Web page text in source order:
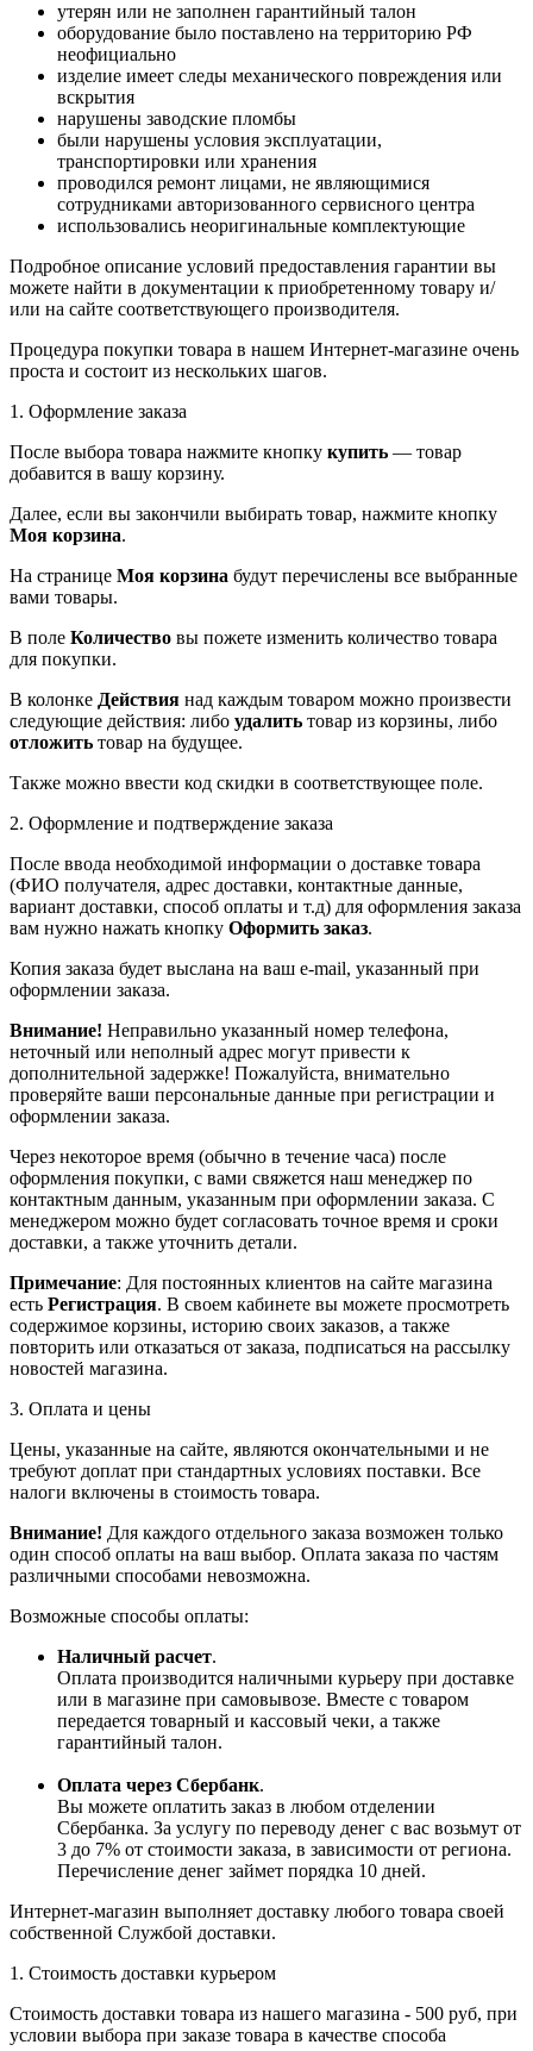
утерян или не заполнен гарантийный талон
оборудование было поставлено на территорию РФ
неофициально
изделие имеет следы механического повреждения или
вскрытия
нарушены заводские пломбы
были нарушены условия эксплуатации,
транспортировки или хранения
проводился ремонт лицами, не являющимися
сотрудниками авторизованного сервисного центра
использовались неоригинальные комплектующие
Подробное описание условий предоставления гарантии вы
можете найти в документации к приобретенному товару и/
или на сайте соответствующего производителя.
Процедура покупки товара в нашем Интернет-магазине очень
проста и состоит из нескольких шагов.
1. Оформление заказа
После выбора товара нажмите кнопку купить — товар
добавится в вашу корзину.
Далее, если вы закончили выбирать товар, нажмите кнопку
Моя корзина.
На странице Моя корзина будут перечислены все выбранные
вами товары.
В поле Количество вы пожете изменить количество товара
для покупки.
В колонке Действия над каждым товаром можно произвести
следующие действия: либо удалить товар из корзины, либо
отложить товар на будущее.
Также можно ввести код скидки в соответствующее поле.
2. Оформление и подтверждение заказа
После ввода необходимой информации о доставке товара
(ФИО получателя, адрес доставки, контактные данные,
вариант доставки, способ оплаты и т.д) для оформления заказа
вам нужно нажать кнопку Оформить заказ.
Копия заказа будет выслана на ваш e-mail, указанный при
оформлении заказа.
Внимание! Неправильно указанный номер телефона,
неточный или неполный адрес могут привести к
дополнительной задержке! Пожалуйста, внимательно
проверяйте ваши персональные данные при регистрации и
оформлении заказа.
Через некоторое время (обычно в течение часа) после
оформления покупки, с вами свяжется наш менеджер по
контактным данным, указанным при оформлении заказа. С
менеджером можно будет согласовать точное время и сроки
доставки, а также уточнить детали.
Примечание: Для постоянных клиентов на сайте магазина
есть Регистрация. В своем кабинете вы можете просмотреть
содержимое корзины, историю своих заказов, а также
повторить или отказаться от заказа, подписаться на рассылку
новостей магазина.
3. Оплата и цены
Цены, указанные на сайте, являются окончательными и не
требуют доплат при стандартных условиях поставки. Все
налоги включены в стоимость товара.
Внимание! Для каждого отдельного заказа возможен только
один способ оплаты на ваш выбор. Оплата заказа по частям
различными способами невозможна.
Возможные способы оплаты:
Наличный расчет.
Оплата производится наличными курьеру при доставке
или в магазине при самовывозе. Вместе с товаром
передается товарный и кассовый чеки, а также
гарантийный талон.
Оплата через Сбербанк.
Вы можете оплатить заказ в любом отделении
Сбербанка. За услугу по переводу денег с вас возьмут от
3 до 7% от стоимости заказа, в зависимости от региона.
Перечисление денег займет порядка 10 дней.
Интернет-магазин выполняет доставку любого товара своей
собственной Службой доставки.
1. Стоимость доставки курьером
Стоимость доставки товара из нашего магазина - 500 руб, при
условии выбора при заказе товара в качестве способа